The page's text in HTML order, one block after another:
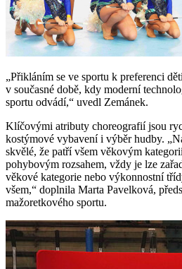
„Přikláním se ve sportu k preferenci
v současné době, kdy moderní
sportu odvádí,“ uvedl Zemánek.
Klíčovými atributy choreografií jsou
kostýmové vybavení i výběr hudby.
skvělé, že patří všem věkovým
pohybovým rozsahem, vždy je lze
věkové kategorie nebo výkonnostní
všem,“ doplnila Marta Pavelková,
mažoretkového sportu.